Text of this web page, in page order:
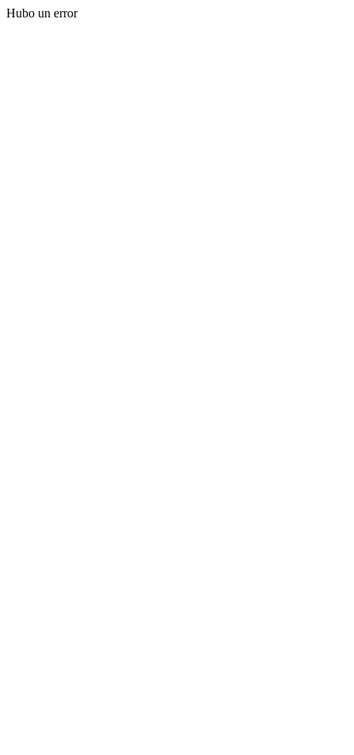
Hubo un error